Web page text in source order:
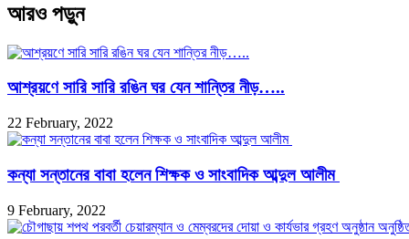
আরও পড়ুন
আশ্রয়ণে সারি সারি রঙিন ঘর যেন শান্তির নীড়…..
22 February, 2022
কন্যা সন্তানের বাবা হলেন শিক্ষক ও সাংবাদিক আব্দুল আলীম
9 February, 2022